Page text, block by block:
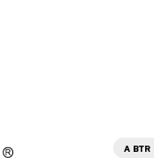
A BTR